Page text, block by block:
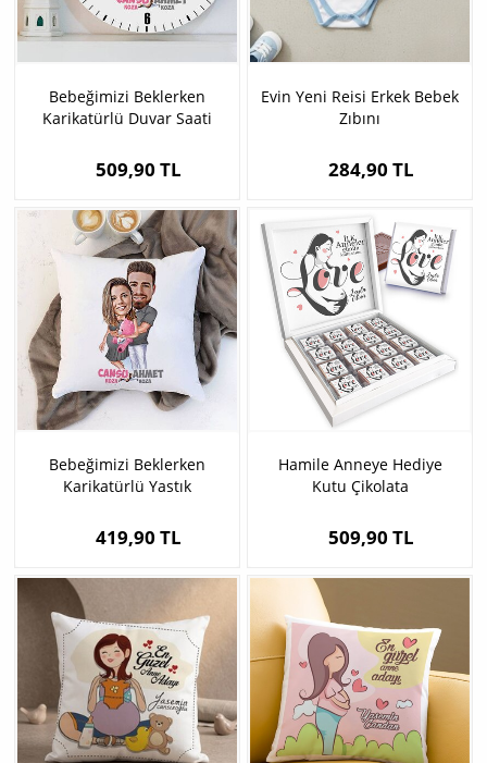
Bebeğimizi Beklerken
Karikatürlü Duvar Saati
509,90 TL
Evin Yeni Reisi Erkek Bebek
Zıbını
284,90 TL
Bebeğimizi Beklerken
Karikatürlü Yastık
419,90 TL
Hamile Anneye Hediye
Kutu Çikolata
509,90 TL